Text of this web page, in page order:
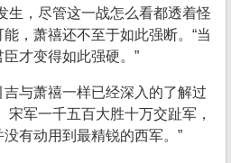
生，尽管这一战怎么看都透着怪
，萧禧还不至于如此强断。“当
才变得如此强硬。”
与萧禧一样已经深入的了解过
宋军一千五百大胜十万交趾军，
有动用到最精锐的西军。”